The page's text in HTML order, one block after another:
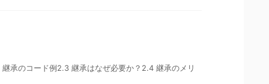
承のコード例2.3 継承はなぜ必要か？2.4 継承のメリ